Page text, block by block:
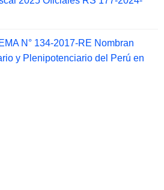
N° 134-2017-RE Nombran
y Plenipotenciario del Perú en